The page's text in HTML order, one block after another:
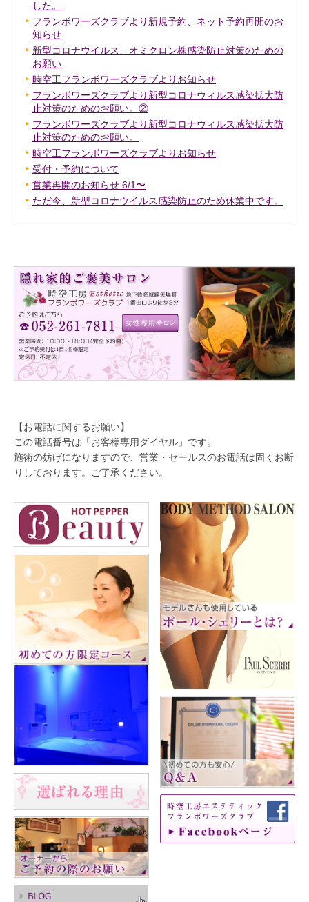
した。
フランボワーズクラブより新規予約、ネット予約再開のお
知らせ
新型コロナウイルス、オミクロン株感染防止対策のための
お願い
時空工フランボワーズクラブよりお知らせ
フランボワーズクラブより新型コロナウィルス感染拡大防
止対策のためのお願い。②
フランボワーズクラブより新型コロナウィルス感染拡大防
止対策のためのお願い。
時空工フランボワーズクラブよりお知らせ
受付・予約について
営業再開のお知らせ 6/1〜
ただ今、新型コロナウイルス感染防止のため休業中です。
【お電話に関するお願い】
この電話番号は「お客様専用ダイヤル」です。
施術の妨げになりますので、営業・セールスのお電話は固くお断
りしております。ご了承ください。